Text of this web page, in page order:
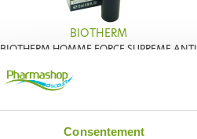
Consentement
BIOTHERM
BIOTHERM HOMME FORCE SUPREME ANTI
53,55 €